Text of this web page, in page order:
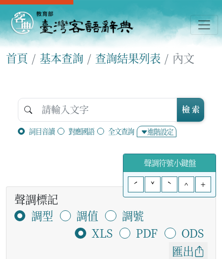
首頁 基本查詢 查詢結果列表 內文
詞目音讀 對應國語 全文查詢 進階設定
檢 索
聲調符號小鍵盤
ˊ
ˇ ˋ ^ +
聲調標記
調型
調值
調號
XLS
PDF
ODS
匯出